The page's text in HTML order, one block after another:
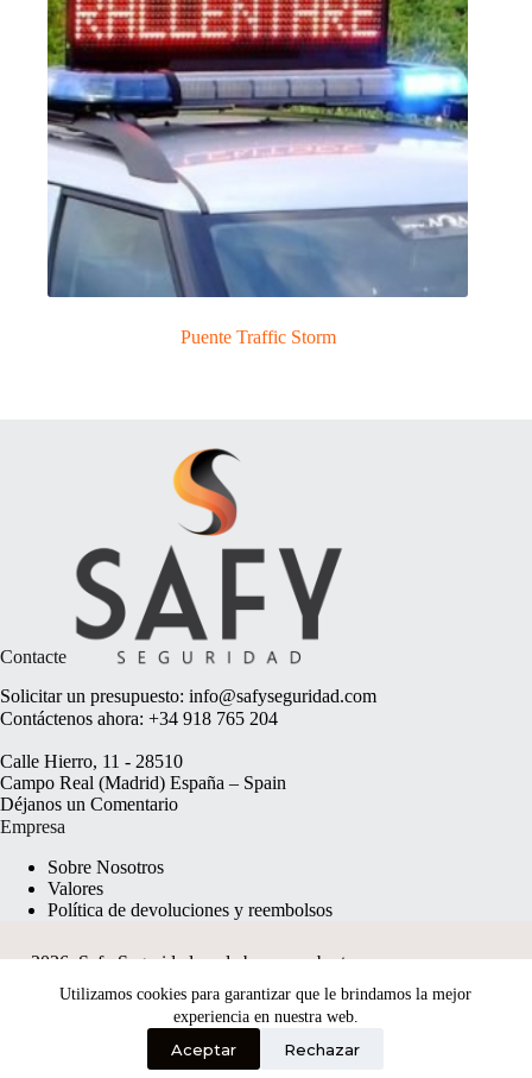
Utilizamos cookies para garantizar que le brindamos la mejor
experiencia en nuestra web.
Aceptar Rechazar
Puente Traffic Storm
Contacte
Solicitar un presupuesto: info@safyseguridad.com
Contáctenos ahora: +34 918 765 204
Calle Hierro, 11 - 28510
Campo Real (Madrid) España – Spain
Déjanos un Comentario
Empresa
Sobre Nosotros
Valores
Política de devoluciones y reembolsos
2026, Safy Seguridad made byanyweb.pt